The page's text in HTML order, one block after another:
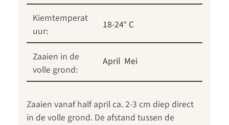
Kiemtemperat
uur:
18-24° C
Zaaien in de
volle grond:
April Mei
Zaaien vanaf half april ca. 2-3 cm diep direct
in de volle grond. De afstand tussen de